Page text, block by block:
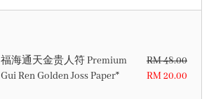
福海通天金贵人符 Premium
Gui Ren Golden Joss Paper*
RM 48.00
RM 20.00